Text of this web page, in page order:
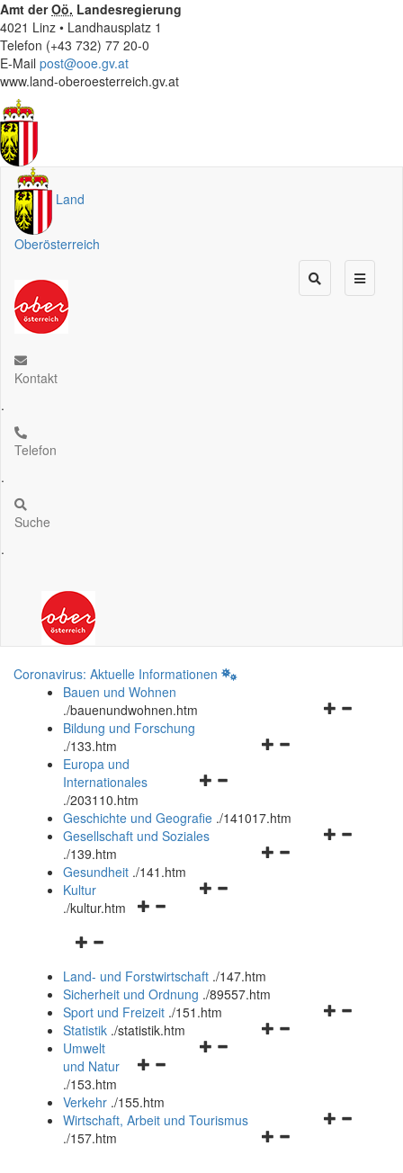
Amt derOö. Landesregierung
4021 Linz • Landhausplatz 1
Telefon (+43 732) 77 20-0
E-Mail post@ooe.gv.at
www.land-oberoesterreich.gv.at
Land
Oberösterreich
Kontakt
.
Telefon
.
Suche
.
Coronavirus: Aktuelle Informationen
Bauen und Wohnen
./bauenundwohnen.htm
Navigationsmenü
Bildung und Forschung
./133.htm
Navigationsmenü
und
schließen
Europa und
Internationales
./203110.htm
Geschichte und Geografie ./141017.htm
Navigationsmenü
Gesellschaft und Soziales
./139.htm
Navigationsmenü
Gesundheit ./141.htm
Navigationsmenü
Kultur
./kultur.htm
Navigationsmenü
und
schließen
Land- und Forstwirtschaft ./147.htm
Sicherheit und Ordnung ./89557.htm
Navigationsmenü
Sport und Freizeit ./151.htm
Navigationsmenü
Statistik ./statistik.htm
Navigationsmenü
und
schließen
Umwelt
und Natur
./153.htm
Verkehr ./155.htm
Navigationsmenü
Wirtschaft, Arbeit und Tourismus
./157.htm